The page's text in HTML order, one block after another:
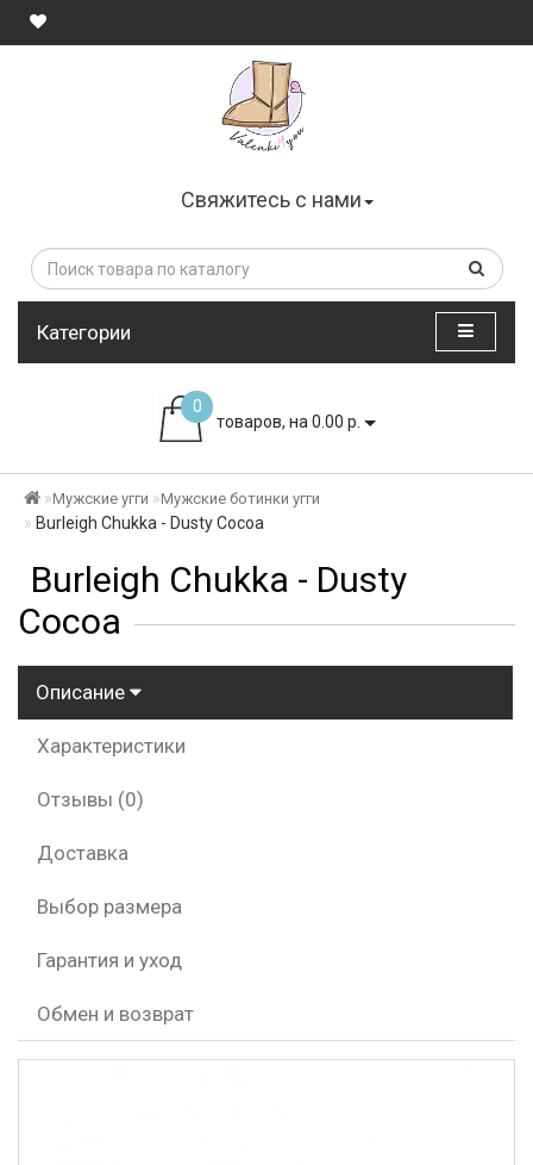
Свяжитесь с нами
Категории
0
товаров, на 0.00 р.
Мужские угги Мужские ботинки угги
Burleigh Chukka - Dusty Cocoa
Burleigh Chukka - Dusty
Cocoa
Описание
Характеристики
Отзывы (0)
Доставка
Выбор размера
Гарантия и уход
Обмен и возврат